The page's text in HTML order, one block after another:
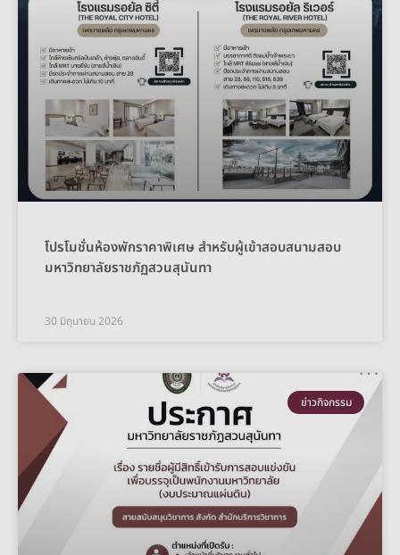
โปรโมชั่นห้องพักราคาพิเศษ สำหรับผู้เข้าสอบสนามสอบ
มหาวิทยาลัยราชภัฏสวนสุนันทา
30 มิถุนายน 2026
ข่าวกิจกรรม